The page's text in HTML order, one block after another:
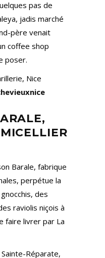
pas de
jadis marché
père venait
coffee shop
poser.
Nice
Barale, fabrique
perpétue la
des
raviolis niçois à
faire livrer par La
Réparate,